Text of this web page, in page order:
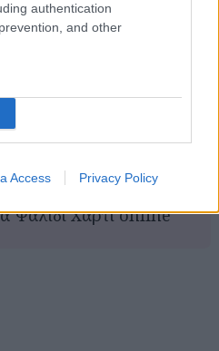
authentication
and other
Access Privacy Policy
Ακρόπολη online
Ψαλίδι Χαρτί online